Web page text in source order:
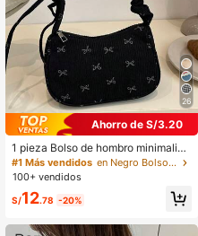
26
Ahorro de S/3.20
1 pieza Bolso de hombro minimalist
a de unicolor, de uso diario para muj
eres, con diseño de cordón y lazo, d
suave, de moda y versátil, nuevo pa
#1 Más vendidos
en Negro Bolsos De Hombro De Mujer
100+ vendidos
S/12.78 -20%